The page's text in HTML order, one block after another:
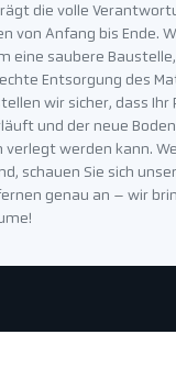
die volle
von Anfang bis Ende.
eine saubere
Entsorgung des
wir sicher, dass Ihr
und der neue
verlegt werden kann.
schauen Sie sich
genau an – wir